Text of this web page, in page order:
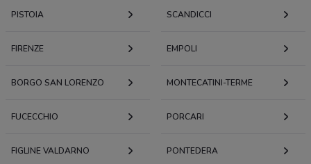
PISTOIA SCANDICCI
FIRENZE EMPOLI
BORGO SAN LORENZO MONTECATINI-TERME
FUCECCHIO PORCARI
FIGLINE VALDARNO PONTEDERA